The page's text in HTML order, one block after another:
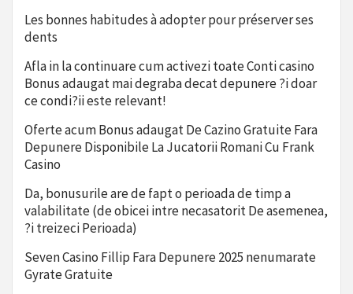
Les bonnes habitudes à adopter pour préserver ses
dents
Afla in la continuare cum activezi toate Conti casino
Bonus adaugat mai degraba decat depunere ?i doar
ce condi?ii este relevant!
Oferte acum Bonus adaugat De Cazino Gratuite Fara
Depunere Disponibile La Jucatorii Romani Cu Frank
Casino
Da, bonusurile are de fapt o perioada de timp a
valabilitate (de obicei intre necasatorit De asemenea,
?i treizeci Perioada)
Seven Casino Fillip Fara Depunere 2025 nenumarate
Gyrate Gratuite